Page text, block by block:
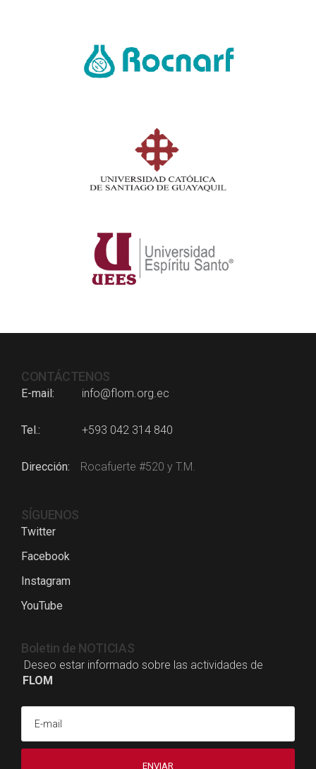
CONTÁCTENOS
E-mail info@flom.org.ec
Tel. +593 042 314 840
Dirección Rocafuerte #520 y T.M.
SÍGUENOS
Twitter
Facebook
Instagram
YouTube
Boletin de NOTICIAS
Deseo estar informado sobre las actividades de
FLOM
E-mail
ENVIAR